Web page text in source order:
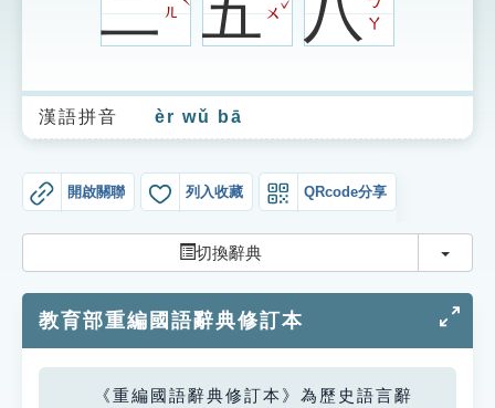
生字詞彙表
成語故事
索引選單
單字索引
生命大百科索引
ㄦ ㄨ
ㄚ
漢語拼音 èr wǔ bā
開啟關聯 列入收藏 QRcode分享
切換辭典 切換
教育部重編國語辭典修訂本
《重編國語辭典修訂本》為歷史語言辭